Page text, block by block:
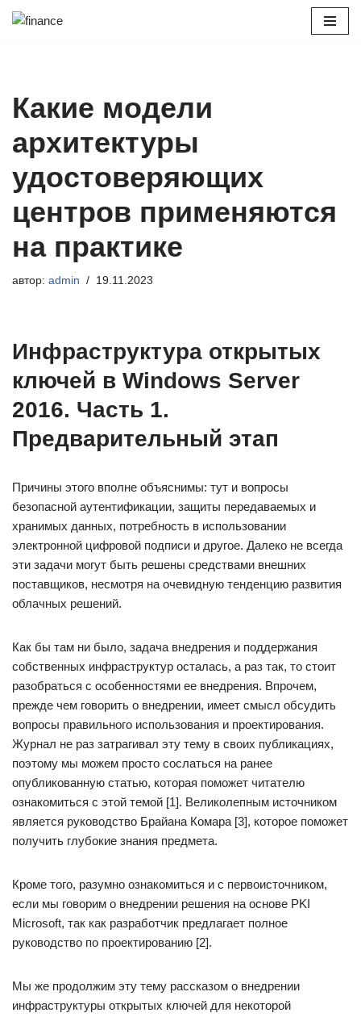
Какие модели
архитектуры
удостоверяющих
центров применяются
на практике
автор: admin 19.11.2023
Инфраструктура открытых
ключей в Windows Server
2016. Часть 1.
Предварительный этап
Причины этого вполне объяснимы: тут и вопросы
безопасной аутентификации, защиты передаваемых и
хранимых данных, потребность в использовании
электронной цифровой подписи и другое. Далеко не всегда
эти задачи могут быть решены средствами внешних
поставщиков, несмотря на очевидную тенденцию развития
облачных решений.
Как бы там ни было, задача внедрения и поддержания
собственных инфраструктур осталась, а раз так, то стоит
разобраться с особенностями ее внедрения. Впрочем,
прежде чем говорить о внедрении, имеет смысл обсудить
вопросы правильного использования и проектирования.
Журнал не раз затрагивал эту тему в своих публикациях,
поэтому мы можем просто сослаться на ранее
опубликованную статью, которая поможет читателю
ознакомиться с этой темой [1]. Великолепным источником
является руководство Брайана Комара [3], которое поможет
получить глубокие знания предмета.
Кроме того, разумно ознакомиться и с первоисточником,
если мы говорим о внедрении решения на основе PKI
Microsoft, так как разработчик предлагает полное
руководство по проектированию [2].
Мы же продолжим эту тему рассказом о внедрении
инфраструктуры открытых ключей для некоторой